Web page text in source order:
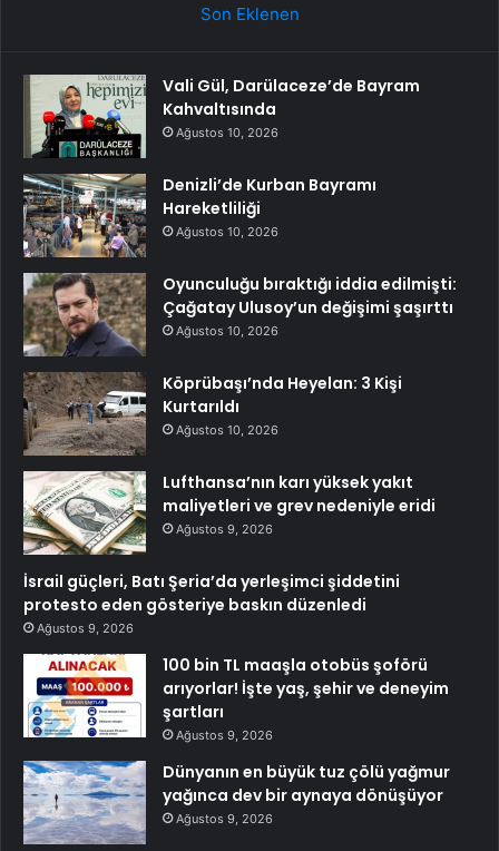
Son Eklenen
Vali Gül, Darülaceze’de Bayram
Kahvaltısında
Ağustos 10, 2026
Denizli’de Kurban Bayramı
Hareketliliği
Ağustos 10, 2026
Oyunculuğu bıraktığı iddia edilmişti:
Çağatay Ulusoy’un değişimi şaşırttı
Ağustos 10, 2026
Köprübaşı’nda Heyelan: 3 Kişi
Kurtarıldı
Ağustos 10, 2026
Lufthansa’nın karı yüksek yakıt
maliyetleri ve grev nedeniyle eridi
Ağustos 9, 2026
İsrail güçleri, Batı Şeria’da yerleşimci şiddetini
protesto eden gösteriye baskın düzenledi
Ağustos 9, 2026
100 bin TL maaşla otobüs şoförü
arıyorlar! İşte yaş, şehir ve deneyim
şartları
Ağustos 9, 2026
Dünyanın en büyük tuz çölü yağmur
yağınca dev bir aynaya dönüşüyor
Ağustos 9, 2026